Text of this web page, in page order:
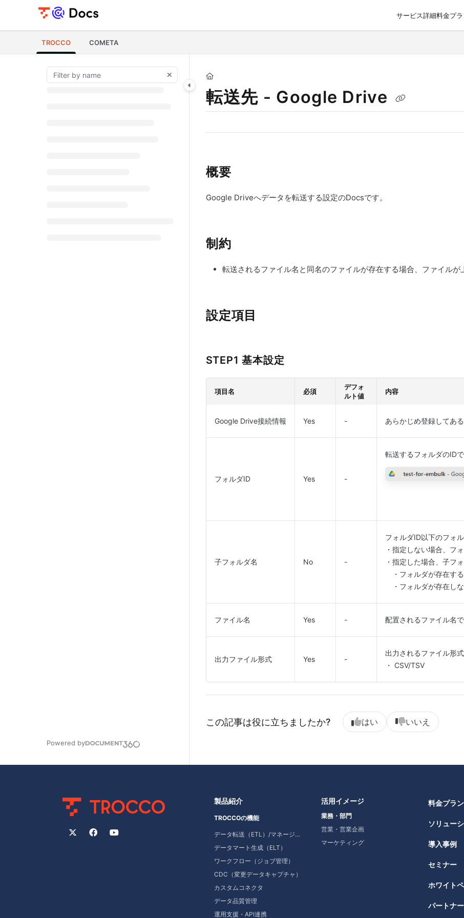
Documentation Index
Use this file to discover all available pages before exploring further.
サービス詳細料金プラ
TROCCO COMETA
Powered by
転送先 - Google Drive
概要
Google Driveへデータを転送する設定のDocsです。
制約
転送されるファイル名と同名のファイルが存在する場合、ファイルが
設定項目
STEP1 基本設定
項目名 必須
デフォ
ルト値
内容
Google Drive接続情報 Yes - あらかじめ登録してあ
フォルダID Yes -
転送するフォルダのID
子フォルダ名 No -
フォルダID以下のフォル
・指定しない場合、フ
・指定した場合、子フ
・フォルダが存在する
・フォルダが存在しな
ファイル名 Yes - 配置されるファイル名で
出力ファイル形式 Yes -
出力されるファイル形
・ CSV/TSV
この記事は役に立ちましたか? はい いいえ
製品紹介
TROCCOの機能
データ転送（ETL）/マネージドデータ転送
データマート生成（ELT）
ワークフロー（ジョブ管理）
CDC（変更データキャプチャ）
カスタムコネクタ
データ品質管理
運用支援・API連携
活用イメージ
業務・部門
営業・営業企画
マーケティング
料金プラン
ソリュー
導入事例
セミナー
ホワイト
パートナー